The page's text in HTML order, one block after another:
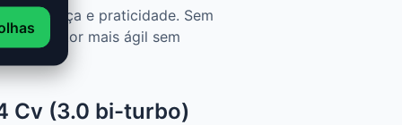
segurança e praticidade. Sem
um motor mais ágil sem
Cv (3.0 bi-turbo)